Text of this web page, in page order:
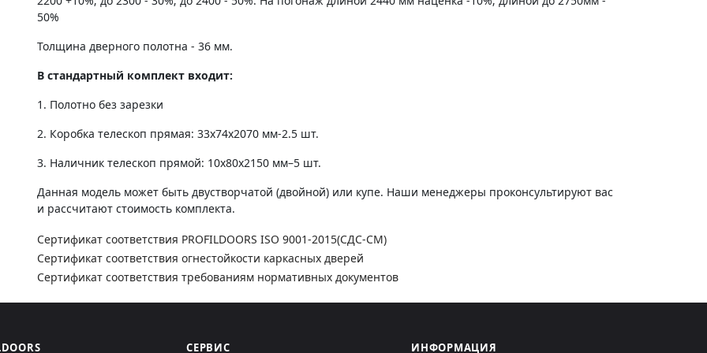
50%
Толщина дверного полотна - 36 мм.
В стандартный комплект входит:
1. Полотно без зарезки
2. Коробка телескоп прямая: 33х74х2070 мм-2.5 шт.
3. Наличник телескоп прямой: 10х80х2150 мм–5 шт.
Данная модель может быть двустворчатой (двойной) или купе. Наши менеджеры проконсультируют вас
и рассчитают стоимость комплекта.
Сертификат соответствия PROFILDOORS ISO 9001-2015(СДС-СМ)
Сертификат соответствия огнестойкости каркасных дверей
Сертификат соответствия требованиям нормативных документов
СЕРВИС ИНФОРМАЦИЯ